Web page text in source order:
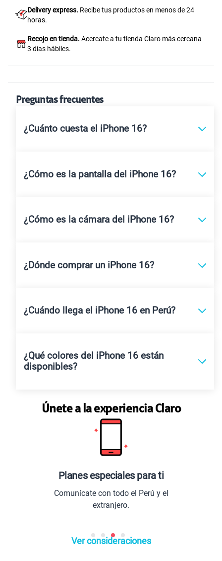
Delivery express. Recibe tus productos en menos de 24
horas.
Recojo en tienda. Acercate a tu tienda Claro más cercana
3 días hábiles.
Preguntas frecuentes
¿Cuánto cuesta el iPhone 16?
¿Cómo es la pantalla del iPhone 16?
¿Cómo es la cámara del iPhone 16?
¿Dónde comprar un iPhone 16?
¿Cuándo llega el iPhone 16 en Perú?
¿Qué colores del iPhone 16 están
disponibles?
Únete a la experiencia Claro
Planes especiales para ti
con todo el Perú y el
Ver consideraciones